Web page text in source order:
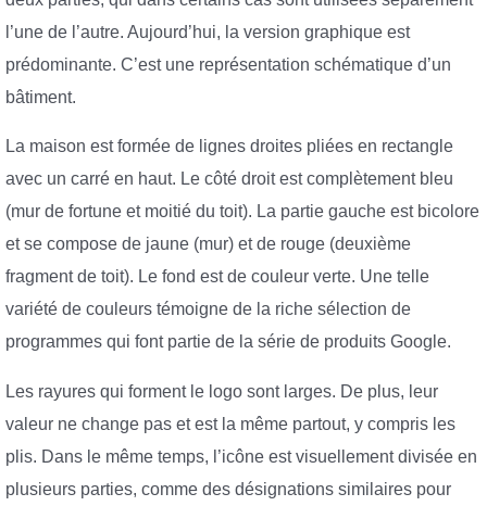
l’une de l’autre. Aujourd’hui, la version graphique est
prédominante. C’est une représentation schématique d’un
bâtiment.
La maison est formée de lignes droites pliées en rectangle
avec un carré en haut. Le côté droit est complètement bleu
(mur de fortune et moitié du toit). La partie gauche est bicolore
et se compose de jaune (mur) et de rouge (deuxième
fragment de toit). Le fond est de couleur verte. Une telle
variété de couleurs témoigne de la riche sélection de
programmes qui font partie de la série de produits Google.
Les rayures qui forment le logo sont larges. De plus, leur
valeur ne change pas et est la même partout, y compris les
plis. Dans le même temps, l’icône est visuellement divisée en
plusieurs parties, comme des désignations similaires pour